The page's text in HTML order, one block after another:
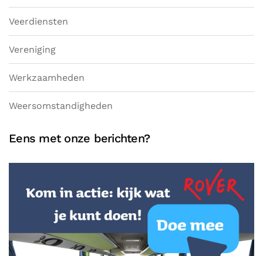
Veerdiensten
Vereniging
Werkzaamheden
Weersomstandigheden
Eens met onze berichten?